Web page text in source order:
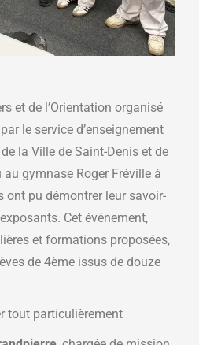
et de l’Orientation organisé
le service d’enseignement
la Ville de Saint-Denis et de
au gymnase Roger Fréville à
ont pu démontrer leur savoir-
Cet événement,
et formations proposées,
de 4ème issus de douze
tout particulièrement